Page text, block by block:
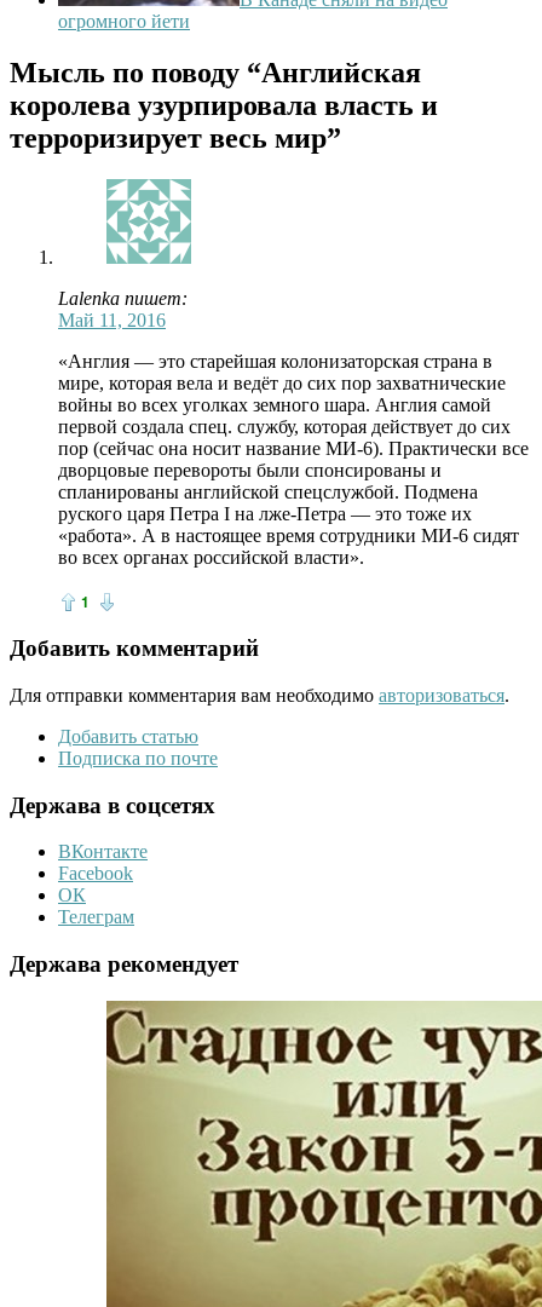
огромного йети
Мысль по поводу “Английская
королева узурпировала власть и
терроризирует весь мир”
Lalenka пишет:
Май 11, 2016
«Англия — это старейшая колонизаторская страна в
мире, которая вела и ведёт до сих пор захватнические
войны во всех уголках земного шара. Англия самой
первой создала спец. службу, которая действует до сих
пор (сейчас она носит название МИ-6). Практически все
дворцовые перевороты были спонсированы и
спланированы английской спецслужбой. Подмена
руского царя Петра I на лже-Петра — это тоже их
«работа». А в настоящее время сотрудники МИ-6 сидят
во всех органах российской власти».
1
Добавить комментарий
Для отправки комментария вам необходимо авторизоваться.
Добавить статью
Подписка по почте
Держава в соцсетях
ВКонтакте
Facebook
ОК
Телеграм
Держава рекомендует